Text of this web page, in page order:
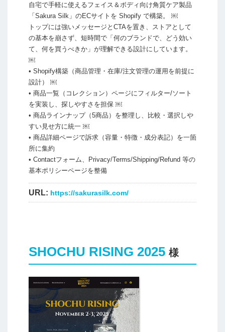
自宅で手軽に使えるフェイス＆ボディ向け角質ケア製品
「Sakura Silk」のECサイトを Shopify で構築。 ￼
トップには強いメッセージとCTAを置き、ストアとして
の基本を崩さず、短時間で「何のブランドで、どう効い
て、何を買うべきか」が理解できる設計にしています。
￼
• Shopify構築（商品管理・在庫/注文管理の運用を前提に
設計） ￼
• 商品一覧（コレクション）ページにフィルター/ソート
を実装し、探しやすさを担保 ￼
• 商品ラインナップ（5商品）を整理し、比較・選択しや
すい見せ方に統一 ￼
• 商品詳細ページで訴求（容量・特徴・成分表記）を一箇
所に集約
• Contactフォーム、Privacy/Terms/Shipping/Refund 等の
基本ポリシーページを整備
URL: https://sakurasilk.com/
SHOCHU RISING 2025 様